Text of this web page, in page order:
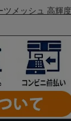
メッシュ 高輝